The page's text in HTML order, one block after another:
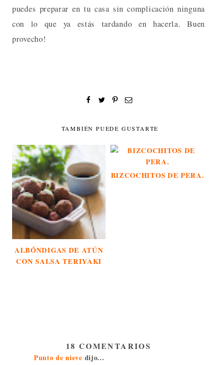
puedes preparar en tu casa sin complicación ninguna
con lo que ya estás tardando en hacerla. Buen
provecho!
TAMBIÉN PUEDE GUSTARTE
ALBÓNDIGAS DE ATÚN
CON SALSA TERIYAKI
BIZCOCHITOS DE PERA.
18 COMENTARIOS
Punto de nieve dijo...